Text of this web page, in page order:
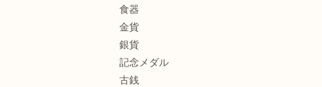
食器
金貨
銀貨
記念メダル
古銭